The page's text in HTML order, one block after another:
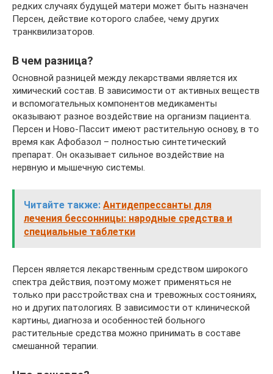
редких случаях будущей матери может быть назначен
Персен, действие которого слабее, чему других
транквилизаторов.
В чем разница?
Основной разницей между лекарствами является их
химический состав. В зависимости от активных веществ
и вспомогательных компонентов медикаменты
оказывают разное воздействие на организм пациента.
Персен и Ново-Пассит имеют растительную основу, в то
время как Афобазол – полностью синтетический
препарат. Он оказывает сильное воздействие на
нервную и мышечную системы.
Читайте также: Антидепрессанты для
лечения бессонницы: народные средства и
специальные таблетки
Персен является лекарственным средством широкого
спектра действия, поэтому может применяться не
только при расстройствах сна и тревожных состояниях,
но и других патологиях. В зависимости от клинической
картины, диагноза и особенностей больного
растительные средства можно принимать в составе
смешанной терапии.